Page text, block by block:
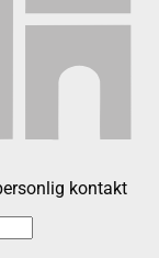
kontakt